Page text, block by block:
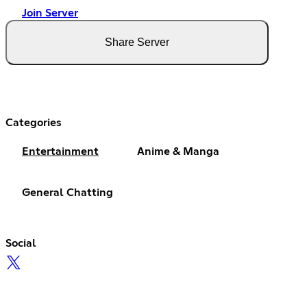
Join Server
Share Server
Categories
Entertainment Anime & Manga
General Chatting
Social